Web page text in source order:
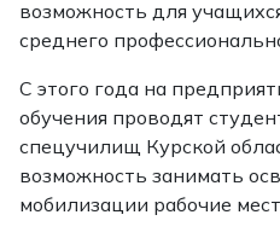
возможность для
среднего
С этого года на
обучения проводят
спецучилищ Курской
возможность занимать
мобилизации рабочие